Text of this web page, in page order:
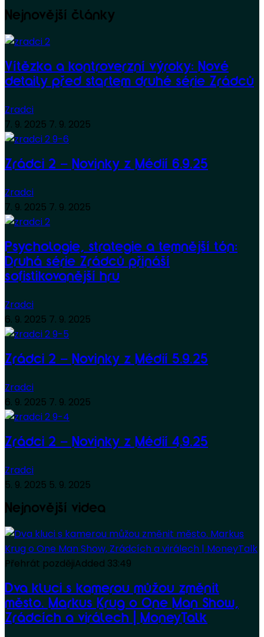
Nejnovější články
Vítězka a kontroverzní výroky: Nové
detaily před startem druhé série Zrádců
Zradci
7. 9. 2025 7. 9. 2025
Zrádci 2 – Novinky z Médií 6.9.25
Zradci
7. 9. 2025 7. 9. 2025
Psychologie, strategie a temnější tón:
Druhá série Zrádců přináší
sofistikovanější hru
Zradci
6. 9. 2025 7. 9. 2025
Zrádci 2 – Novinky z Médií 5.9.25
Zradci
6. 9. 2025 7. 9. 2025
Zrádci 2 – Novinky z Médií 4.9.25
Zradci
5. 9. 2025 5. 9. 2025
Nejnovější videa
Přehrát pozdějiAdded 33:49
Dva kluci s kamerou můžou změnit
město. Markus Krug o One Man Show,
Zrádcích a virálech | MoneyTalk